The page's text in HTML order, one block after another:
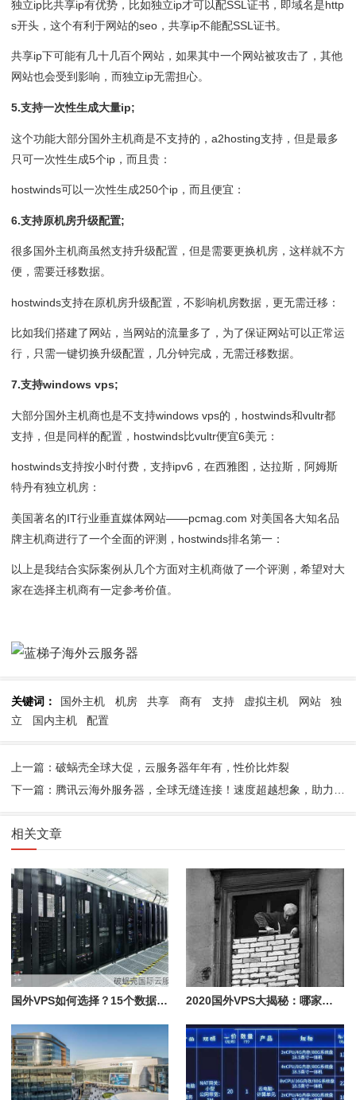
独立ip比共享ip有优势，比如独立ip才可以配SSL证书，即域名是http
s开头，这个有利于网站的seo，共享ip不能配SSL证书。
共享ip下可能有几十几百个网站，如果其中一个网站被攻击了，其他
网站也会受到影响，而独立ip无需担心。
5.支持一次性生成大量ip;
这个功能大部分国外主机商是不支持的，a2hosting支持，但是最多
只可一次性生成5个ip，而且贵：
hostwinds可以一次性生成250个ip，而且便宜：
6.支持原机房升级配置;
很多国外主机商虽然支持升级配置，但是需要更换机房，这样就不方
便，需要迁移数据。
hostwinds支持在原机房升级配置，不影响机房数据，更无需迁移：
比如我们搭建了网站，当网站的流量多了，为了保证网站可以正常运
行，只需一键切换升级配置，几分钟完成，无需迁移数据。
7.支持windows vps;
大部分国外主机商也是不支持windows vps的，hostwinds和vultr都
支持，但是同样的配置，hostwinds比vultr便宜6美元：
hostwinds支持按小时付费，支持ipv6，在西雅图，达拉斯，阿姆斯
特丹有独立机房：
美国著名的IT行业垂直媒体网站——pcmag.com 对美国各大知名品
牌主机商进行了一个全面的评测，hostwinds排名第一：
以上是我结合实际案例从几个方面对主机商做了一个评测，希望对大
家在选择主机商有一定参考价值。
关键词： 国外主机 机房 共享 商有 支持 虚拟主机 网站
独
立
国内主机 配置
上一篇：破蜗壳全球大促，云服务器年年有，性价比炸裂
相关文章
国外VPS如何选择？15个数据中心大比拼 2020国外VPS大揭秘：哪家最适合你？